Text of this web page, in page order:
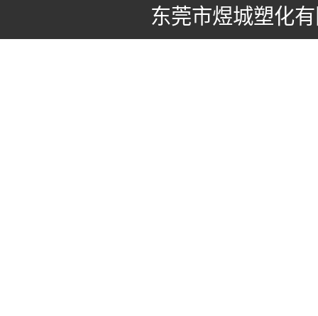
东莞市煜城塑化